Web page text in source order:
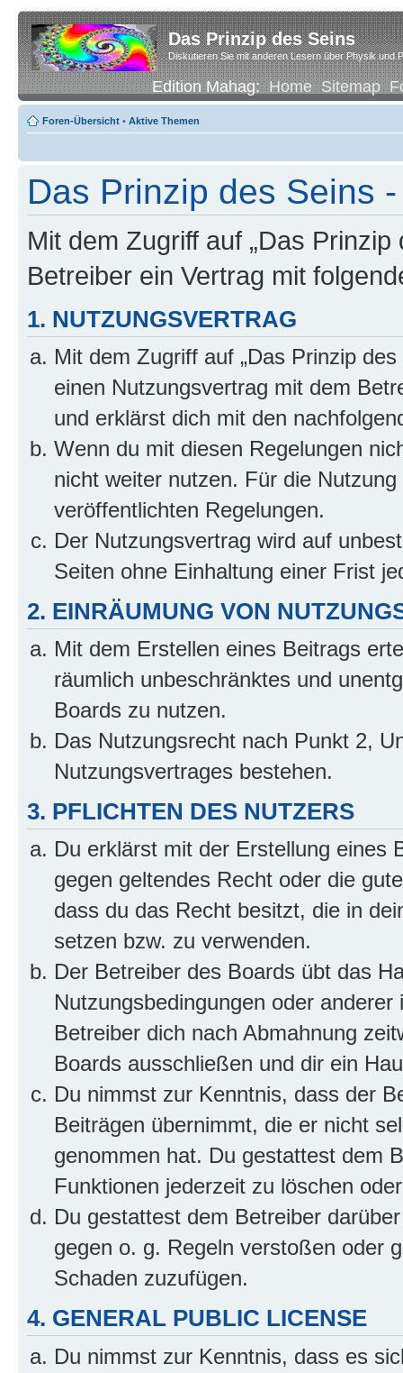
Das Prinzip des Seins
Diskutieren Sie mit anderen Lesern über Physik und
Edition Mahag:Home Sitemap
Foren-Übersicht • Aktive Themen
Das Prinzip des Seins
Mit dem Zugriff auf „Das
Betreiber ein Vertrag mit
1. NUTZUNGSVERTRAG
Mit dem Zugriff auf „Das Prinzip
einen Nutzungsvertrag mit dem
und erklärst dich mit den
Wenn du mit diesen Regelungen
nicht weiter nutzen. Für die
veröffentlichten Regelungen.
Der Nutzungsvertrag wird auf
Seiten ohne Einhaltung einer Frist
2. EINRÄUMUNG VON
Mit dem Erstellen eines Beitrags
räumlich unbeschränktes und
Boards zu nutzen.
Das Nutzungsrecht nach Punkt 2,
Nutzungsvertrages bestehen.
3. PFLICHTEN DES NUTZERS
Du erklärst mit der Erstellung eines
gegen geltendes Recht oder die
dass du das Recht besitzt, die in
setzen bzw. zu verwenden.
Der Betreiber des Boards übt das
Nutzungsbedingungen oder
Betreiber dich nach Abmahnung
Boards ausschließen und dir ein
Du nimmst zur Kenntnis, dass der
Beiträgen übernimmt, die er nicht
genommen hat. Du gestattest dem
Funktionen jederzeit zu löschen
Du gestattest dem Betreiber
gegen o. g. Regeln verstoßen oder
Schaden zuzufügen.
4. GENERAL PUBLIC LICENSE
Du nimmst zur Kenntnis, dass es